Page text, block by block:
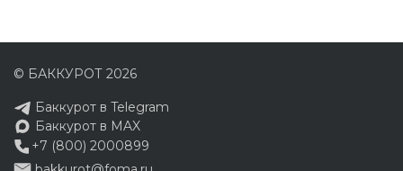
© БАККУРОТ 2026
Баккурот в Telegram
Баккурот в MAX
+7 (800) 2000899